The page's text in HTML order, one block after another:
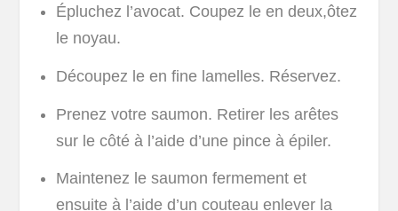
Épluchez l’avocat. Coupez le en deux,ôtez
le noyau.
Découpez le en fine lamelles. Réservez.
Prenez votre saumon. Retirer les arêtes
sur le côté à l’aide d’une pince à épiler.
Maintenez le saumon fermement et
ensuite à l’aide d’un couteau enlever la